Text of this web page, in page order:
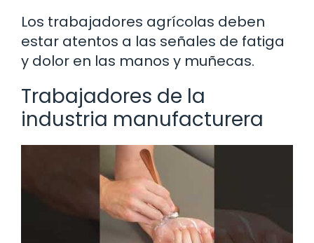
Los trabajadores agrícolas deben
estar atentos a las señales de fatiga
y dolor en las manos y muñecas.
Trabajadores de la
industria manufacturera